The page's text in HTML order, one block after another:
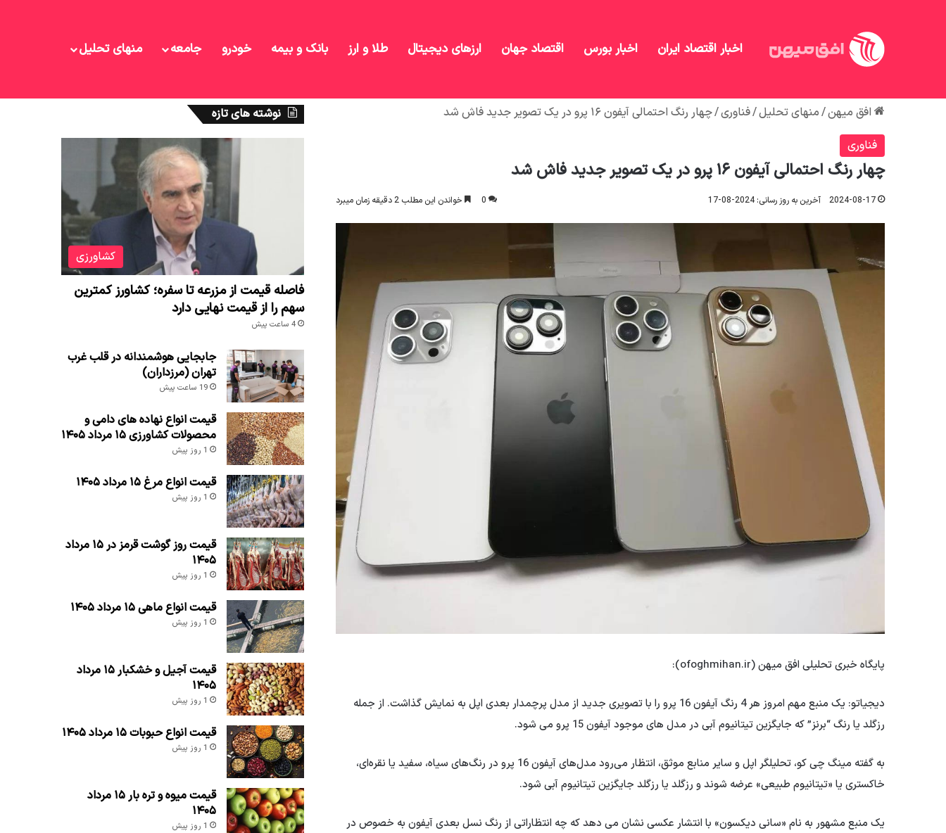
اخبار اقتصاد ایران اخبار بورس اقتصاد جهان ارزهای دیجیتال طلا و ارز بانک و بیمه خودرو جامعه منهای تحلیل
افق میهن/منهای تحلیل/فناوری/چهار رنگ احتمالی آیفون ۱۶ پرو در یک تصویر جدید فاش شد
فناوری
چهار رنگ احتمالی آیفون ۱۶ پرو در یک تصویر جدید فاش شد
2024-08-17 آخرین به روز رسانی: 2024-08-17 0 خواندن این مطلب 2 دقیقه زمان میبرد
پایگاه خبری تحلیلی افق میهن (ofoghmihan.ir):
دیجیاتو: یک منبع مهم امروز هر 4 رنگ آیفون 16 پرو را با تصویری جدید از مدل پرچمدار بعدی اپل به نمایش گذاشت. از جمله
رزگلد یا رنگ “برنز” که جایگزین تیتانیوم آبی در مدل های موجود آیفون 15 پرو می شود.
به گفته مینگ چی کو، تحلیلگر اپل و سایر منابع موثق، انتظار می‌رود مدل‌های آیفون 16 پرو در رنگ‌های سیاه، سفید یا نقره‌ای،
خاکستری یا «تیتانیوم طبیعی» عرضه شوند و رزگلد یا رزگلد جایگزین تیتانیوم آبی شود.
یک منبع مشهور به نام «سانی دیکسون» با انتشار عکسی نشان می دهد که چه انتظاراتی از رنگ نسل بعدی آیفون به خصوص در
نوشته های تازه
کشاورزی
فاصله قیمت از مزرعه تا سفره؛ کشاورز کمترین
سهم را از قیمت نهایی دارد
4 ساعت پیش
جابجایی هوشمندانه در قلب غرب
تهران (مرزداران)
19 ساعت پیش
قیمت انواع نهاده های دامی و
محصولات کشاورزی ۱۵ مرداد ۱۴۰۵
1 روز پیش
قیمت انواع مرغ ۱۵ مرداد ۱۴۰۵
1 روز پیش
قیمت روز گوشت قرمز در ۱۵ مرداد
۱۴۰۵
1 روز پیش
قیمت انواع ماهی ۱۵ مرداد ۱۴۰۵
1 روز پیش
قیمت آجیل و خشکبار ۱۵ مرداد
۱۴۰۵
1 روز پیش
قیمت انواع حبوبات ۱۵ مرداد ۱۴۰۵
1 روز پیش
قیمت میوه و تره بار ۱۵ مرداد
۱۴۰۵
1 روز پیش